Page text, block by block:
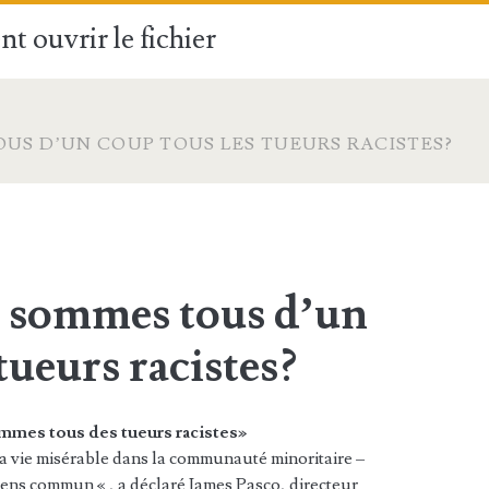
ouvrir le fichier
D’UN COUP TOUS LES TUEURS RACISTES?
tous d’un
racistes?
tous des tueurs racistes»
vie misérable dans la communauté minoritaire –
commun « , a déclaré James Pasco, directeur